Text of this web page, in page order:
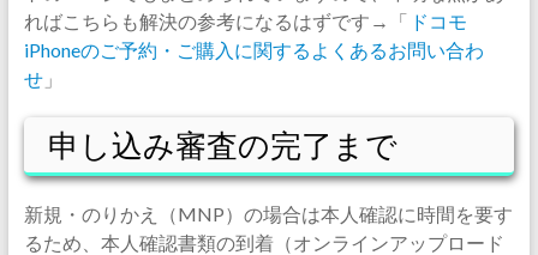
ればこちらも解決の参考になるはずです→「 ドコモ
iPhoneのご予約・ご購入に関するよくあるお問い合わ
せ」
申し込み審査の完了まで
新規・のりかえ（MNP）の場合は本人確認に時間を要す
るため、本人確認書類の到着（オンラインアップロード